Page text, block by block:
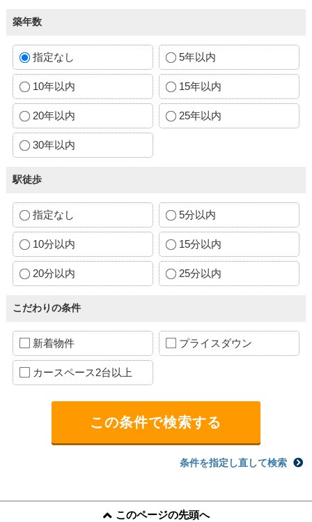
築年数
指定なし 5年以内
10年以内 15年以内
20年以内 25年以内
30年以内
駅徒歩
指定なし 5分以内
10分以内 15分以内
20分以内 25分以内
こだわりの条件
新着物件 プライスダウン
カースペース2台以上
条件を指定し直して検索
このページの先頭へ